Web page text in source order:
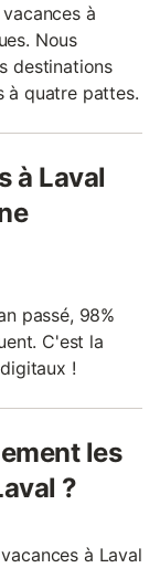
à
Nous
destinations
à quatre pattes.
à Laval
passé, 98%
C'est la
!
les
?
à Laval